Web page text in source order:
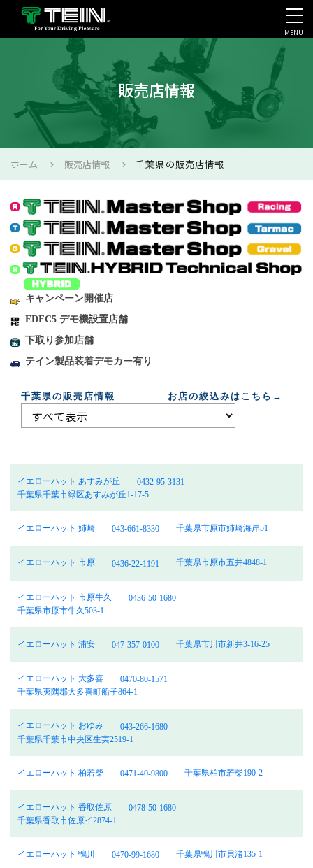
会社案内・採用・IR
MENU
販売店情報
ホーム 販売店情報 千葉県の販売店情報
キャンペーン開催店
EDFC5 デモ機設置店舗
下取り参加店舗
テイン製品装着デモカー有り
千葉県の販売店情報 お店の絞込みはこちら→
イエローハット あすみが丘
0432-95-3131
千葉県千葉市緑区あすみが丘1-17-5
イエローハット 姉崎 043-661-8330 千葉県市原市姉崎海岸51
イエローハット 市原 0436-22-1191 千葉県市原市五井4848-1
イエローハット 市原牛久
0436-50-1680
千葉県市原市牛久503-1
イエローハット 浦安 047-357-0100 千葉県市川市新井3-16-25
イエローハット 大多喜
0470-80-1571
千葉県夷隅郡大多喜町船子864-1
イエローハット おゆみ
043-266-1680
千葉県千葉市中央区生実2519-1
イエローハット 柏若柴 0471-40-9800 千葉県柏市若柴190-2
イエローハット 香取佐原
0478-50-1680
千葉県香取市佐原イ2874-1
イエローハット 鴨川 0470-99-1680 千葉県鴨川市貝渚135-1